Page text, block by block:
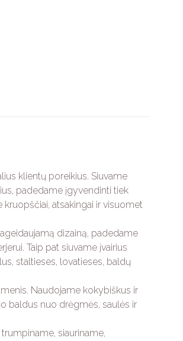
klientų poreikius. Siuvame
padedame įgyvendinti tiek
atsakingai ir visuomet
dizainą, padedame
Taip pat siuvame įvairius
staltieses, lovatieses, baldų
Naudojame kokybiškus ir
baldus nuo drėgmės, saulės ir
siauriname,